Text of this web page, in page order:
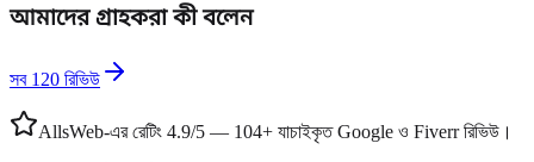
আমাদের গ্রাহকরা কী বলেন
সব 120 রিভিউ
AllsWeb-এর রেটিং 4.9/5 — 104+ যাচাইকৃত Google ও Fiverr রিভিউ।